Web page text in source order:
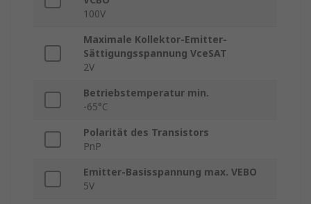
100V
Maximale Kollektor-Emitter-
Sättigungsspannung VceSAT
2V
Betriebstemperatur min.
-65°C
Polarität des Transistors
PnP
Emitter-Basisspannung max. VEBO
5V